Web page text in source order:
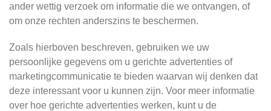
ander wettig verzoek om informatie die we ontvangen, of
om onze rechten anderszins te beschermen.
Zoals hierboven beschreven, gebruiken we uw
persoonlijke gegevens om u gerichte advertenties of
marketingcommunicatie te bieden waarvan wij denken dat
deze interessant voor u kunnen zijn. Voor meer informatie
over hoe gerichte advertenties werken, kunt u de